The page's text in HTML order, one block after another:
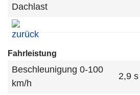
Dachlast
Fahrleistung
Beschleunigung 0-100
km/h
2,9 s